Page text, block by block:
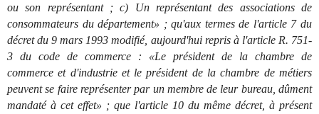
ou son représentant ; c) Un représentant des associations de
consommateurs du département» ; qu'aux termes de l'article 7 du
décret du 9 mars 1993 modifié, aujourd'hui repris à l'article R. 751-
3 du code de commerce : «Le président de la chambre de
commerce et d'industrie et le président de la chambre de métiers
peuvent se faire représenter par un membre de leur bureau, dûment
mandaté à cet effet» ; que l'article 10 du même décret, à présent